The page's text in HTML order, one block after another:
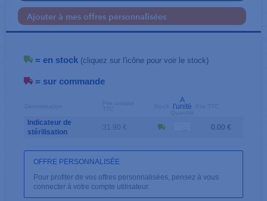
Ajouter à mes offres personnalisées
= en stock (cliquez sur l'icône pour voir le stock)
= sur commande
A
l'unité
Indicateur de
stérilisation
31.90 € 0.00 €
OFFRE PERSONNALISÉE
Pour profiter de vos offres personnalisées, pensez à vous
connecter à votre compte utilisateur.